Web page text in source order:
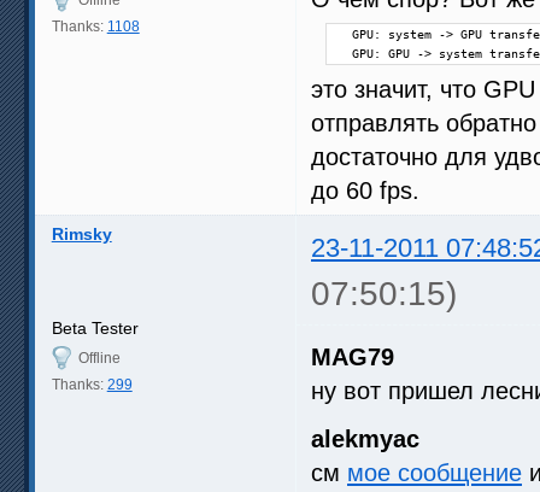
Thanks: 1108
GPU: system -> GPU
GPU: GPU -> system
это значит, что
отправлять
достаточно для
до 60 fps.
Rimsky 23-11-2011
07:50:15)
Beta Tester
Offline
Thanks: 299
MAG79
ну вот пришел
alekmyac
см мое сообщение